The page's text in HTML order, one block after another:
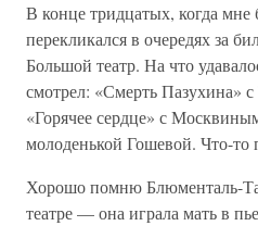
В конце тридцатых, когда
перекликался в очередях за
Большой театр. На что
смотрел: «Смерть Пазухина»
«Горячее сердце» с
молоденькой Гошевой. Что-то
Хорошо помню Блюменталь-
театре — она играла мать в